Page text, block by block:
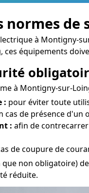
normes de
à Montigny-
ces équipements
à Montigny-sur-
: pour éviter toute
cas de présence d'un
: afin de
de coupure de
que non obligatoire)
réduite.